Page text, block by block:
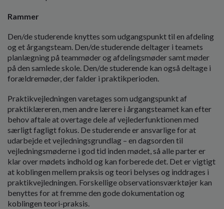
Rammer
Den/de studerende knyttes som udgangspunkt til en afdeling
og et årgangsteam. Den/de studerende deltager i teamets
planlægning på teammøder og afdelingsmøder samt møder
på den samlede skole. Den/de studerende kan også deltage i
forældremøder, der falder i praktikperioden.
Praktikvejledningen varetages som udgangspunkt af
praktiklæreren, men andre lærere i årgangsteamet kan efter
behov aftale at overtage dele af vejlederfunktionen med
særligt fagligt fokus. De studerende er ansvarlige for at
udarbejde et vejledningsgrundlag – en dagsorden til
vejledningsmøderne i god tid inden mødet, så alle parter er
klar over mødets indhold og kan forberede det. Det er vigtigt
at koblingen mellem praksis og teori belyses og inddrages i
praktikvejledningen. Forskellige observationsværktøjer kan
benyttes for at fremme den gode dokumentation og
koblingen teori-praksis.